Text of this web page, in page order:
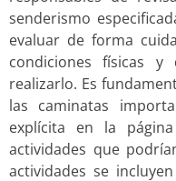
senderismo
evaluar de forma
condiciones físicas y
realizarlo. Es
las caminatas
explícita en la
actividades que
actividades se